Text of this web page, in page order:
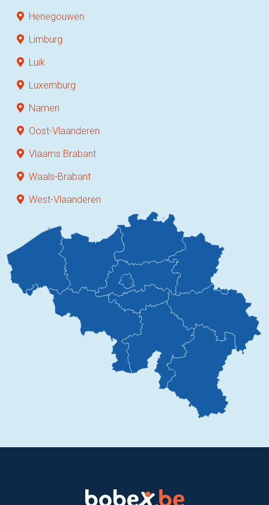
Henegouwen
Limburg
Luik
Luxemburg
Namen
Oost-Vlaanderen
Vlaams Brabant
Waals-Brabant
West-Vlaanderen